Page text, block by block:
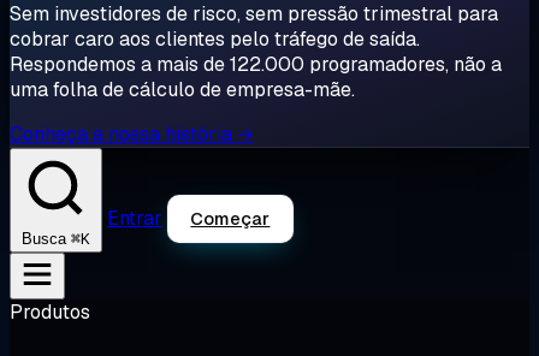
Sem investidores de risco, sem pressão trimestral para
cobrar caro aos clientes pelo tráfego de saída.
Respondemos a mais de 122.000 programadores, não a
uma folha de cálculo de empresa-mãe.
Conheça a nossa história →
Busca ⌘K
Entrar Começar
Produtos